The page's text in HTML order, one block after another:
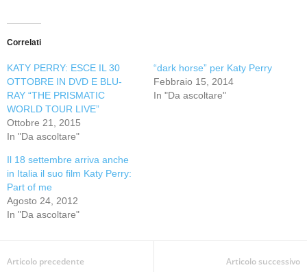
Correlati
KATY PERRY: ESCE IL 30
OTTOBRE IN DVD E BLU-
RAY “THE PRISMATIC
WORLD TOUR LIVE”
Ottobre 21, 2015
In "Da ascoltare"
“dark horse” per Katy Perry
Febbraio 15, 2014
In "Da ascoltare"
Il 18 settembre arriva anche
in Italia il suo film Katy Perry:
Part of me
Agosto 24, 2012
In "Da ascoltare"
Articolo precedente Articolo successivo